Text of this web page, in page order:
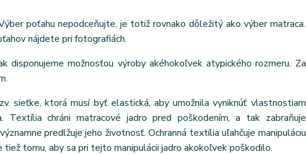
poťahu nepodceňujte, je totiž rovnako dôležitý ako výber matraca.
nájdete pri fotografiách.
možnosťou výroby akéhokoľvek atypického rozmeru. Za
sieťke, ktorá musí byť elastická, aby umožnila vyniknúť vlastnostiam
chráni matracové jadro pred poškodením, a tak zabraňuje
predlžuje jeho životnosť. Ochranná textília uľahčuje manipuláciu
tomu, aby sa pri tejto manipulácii jadro akokoľvek poškodilo.